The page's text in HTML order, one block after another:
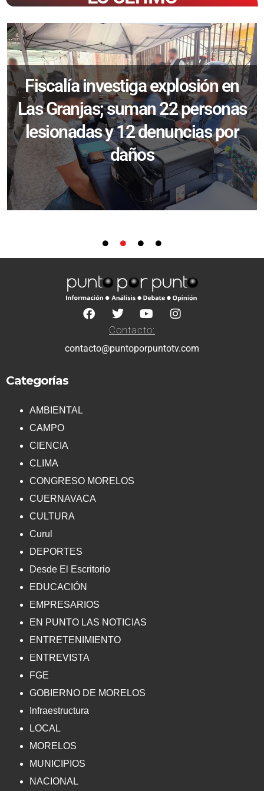
Fiscalía investiga explosión en
Las Granjas; suman 22 personas
lesionadas y 12 denuncias por
daños
Contacto:
contacto@puntoporpuntotv.com
Categorías
AMBIENTAL
CAMPO
CIENCIA
CLIMA
CONGRESO MORELOS
CUERNAVACA
CULTURA
Curul
DEPORTES
Desde El Escritorio
EDUCACIÓN
EMPRESARIOS
EN PUNTO LAS NOTICIAS
ENTRETENIMIENTO
ENTREVISTA
FGE
GOBIERNO DE MORELOS
Infraestructura
LOCAL
MORELOS
MUNICIPIOS
NACIONAL